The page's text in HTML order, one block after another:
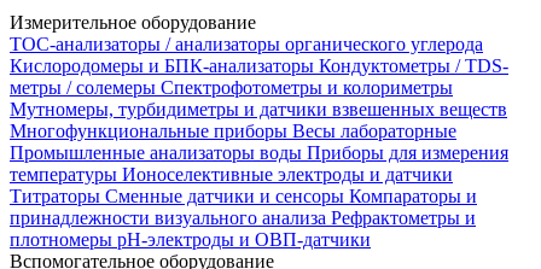
Измерительное оборудование
TOC-анализаторы / анализаторы органического углерода
Кислородомеры и БПК-анализаторы Кондуктометры / TDS-
метры / солемеры Спектрофотометры и колориметры
Мутномеры, турбидиметры и датчики взвешенных веществ
Многофункциональные приборы Весы лабораторные
Промышленные анализаторы воды Приборы для измерения
температуры Ионоселективные электроды и датчики
Титраторы Сменные датчики и сенсоры Компараторы и
принадлежности визуального анализа Рефрактометры и
плотномеры pH-электроды и ОВП-датчики
Вспомогательное оборудование